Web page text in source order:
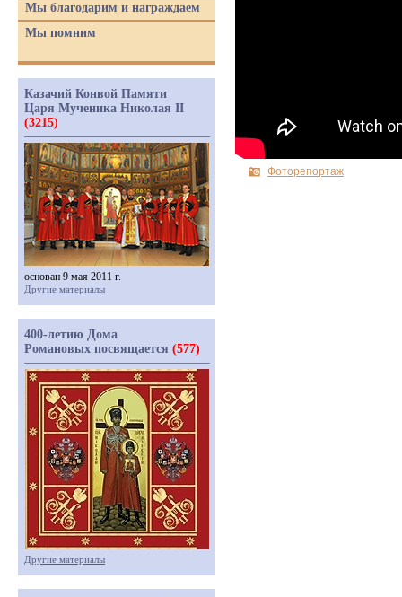
Фоторепортаж
Мы благодарим и награждаем
Мы помним
Казачий Конвой Памяти
Царя Мученика Николая II
(3215)
основан 9 мая 2011 г.
Другие материалы
400-летию Дома
Романовых посвящается (577)
Другие материалы